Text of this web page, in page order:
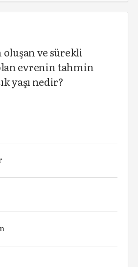
oluşan ve sürekli
evrenin tahmin
yaşı nedir?